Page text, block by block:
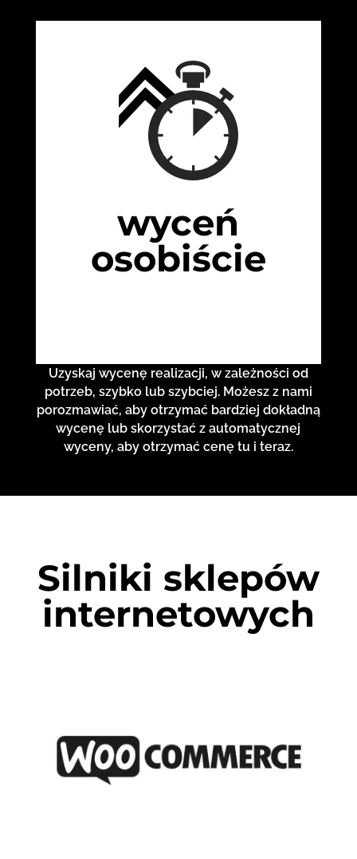
wyceń
osobiście
Uzyskaj wycenę realizacji, w zależności od
potrzeb, szybko lub szybciej. Możesz z nami
porozmawiać, aby otrzymać bardziej dokładną
wycenę lub skorzystać z automatycznej
wyceny, aby otrzymać cenę tu i teraz.
Silniki sklepów
internetowych